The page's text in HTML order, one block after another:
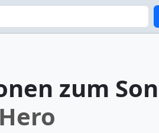
zum
Hero